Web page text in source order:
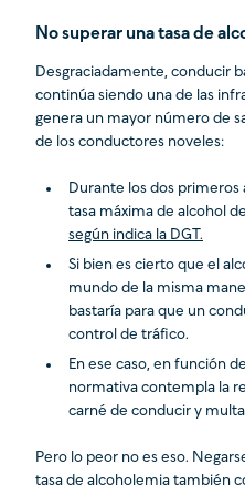
No superar una tasa de
Desgraciadamente, conducir
continúa siendo una de las
genera un mayor número de
de los conductores noveles:
Durante los dos primeros
tasa máxima de alcohol
según indica la DGT.
Si bien es cierto que el
mundo de la misma
bastaría para que un
control de tráfico.
En ese caso, en función
normativa contempla la
carné de conducir y
Pero lo peor no es eso.
tasa de alcoholemia también